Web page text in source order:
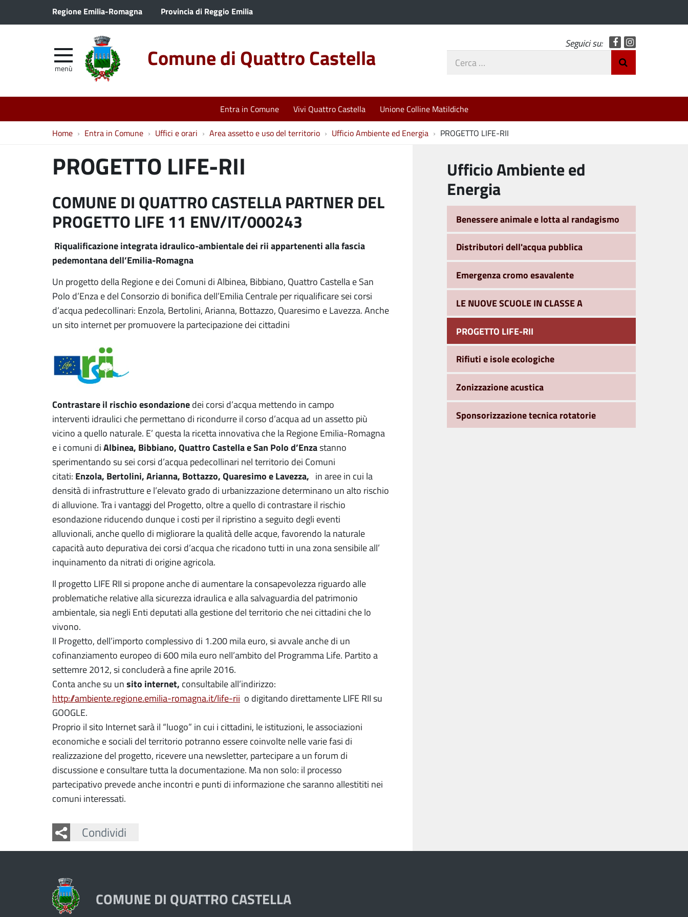
Regione Emilia-Romagna Provincia di Reggio Emilia
Comune di Quattro Castella
menù
Seguici su: Facebook
Cerca
Entra in Comune Vivi Quattro Castella Unione Colline Matildiche
Home Entra in Comune Uffici e orari Area assetto e uso del territorio Ufficio Ambiente ed Energia PROGETTO LIFE-RII
PROGETTO LIFE-RII
COMUNE DI QUATTRO CASTELLA PARTNER DEL
PROGETTO LIFE 11 ENV/IT/000243
Riqualificazione integrata idraulico-ambientale dei rii appartenenti alla fascia
pedemontana dell’Emilia-Romagna
Un progetto della Regione e dei Comuni di Albinea, Bibbiano, Quattro Castella e San
Polo d’Enza e del Consorzio di bonifica dell’Emilia Centrale per riqualificare sei corsi
d’acqua pedecollinari: Enzola, Bertolini, Arianna, Bottazzo, Quaresimo e Lavezza. Anche
un sito internet per promuovere la partecipazione dei cittadini
Contrastare il rischio esondazione dei corsi d’acqua mettendo in campo
interventi idraulici che permettano di ricondurre il corso d’acqua ad un assetto più
vicino a quello naturale. E’ questa la ricetta innovativa che la Regione Emilia-Romagna
e i comuni di Albinea, Bibbiano, Quattro Castella e San Polo d’Enzastanno
sperimentando su sei corsi d’acqua pedecollinari nel territorio dei Comuni
citati: Enzola, Bertolini, Arianna, Bottazzo, Quaresimo e Lavezza, in aree in cui la
densità di infrastrutture e l’elevato grado di urbanizzazione determinano un alto rischio
di alluvione. Tra i vantaggi del Progetto, oltre a quello di contrastare il rischio
esondazione riducendo dunque i costi per il ripristino a seguito degli eventi
alluvionali, anche quello di migliorare la qualità delle acque, favorendo la naturale
capacità auto depurativa dei corsi d’acqua che ricadono tutti in una zona sensibile all’
inquinamento da nitrati di origine agricola.
Il progetto LIFE RII si propone anche di aumentare la consapevolezza riguardo alle
problematiche relative alla sicurezza idraulica e alla salvaguardia del patrimonio
ambientale, sia negli Enti deputati alla gestione del territorio che nei cittadini che lo
vivono.
Il Progetto, dell’importo complessivo di 1.200 mila euro, si avvale anche di un
cofinanziamento europeo di 600 mila euro nell’ambito del Programma Life. Partito a
settemre 2012, si concluderà a fine aprile 2016.
Conta anche su un sito internet, consultabile all’indirizzo:
http://ambiente.regione.emilia-romagna.it/life-rii o digitando direttamente LIFE RII su
GOOGLE.
Proprio il sito Internet sarà il “luogo” in cui i cittadini, le istituzioni, le associazioni
economiche e sociali del territorio potranno essere coinvolte nelle varie fasi di
realizzazione del progetto, ricevere una newsletter, partecipare a un forum di
discussione e consultare tutta la documentazione. Ma non solo: il processo
partecipativo prevede anche incontri e punti di informazione che saranno allestititi nei
comuni interessati.
Condividi
Facebook
Twitter
Whatsapp
Ufficio Ambiente ed
Energia
Benessere animale e lotta al randagismo
Distributori dell'acqua pubblica
Emergenza cromo esavalente
LE NUOVE SCUOLE IN CLASSE A
PROGETTO LIFE-RII
Rifiuti e isole ecologiche
Zonizzazione acustica
Sponsorizzazione tecnica rotatorie
COMUNE DI QUATTRO CASTELLA